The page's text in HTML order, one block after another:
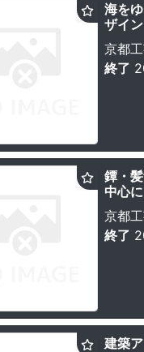
海を
ザイン
京都
終了
鐔・
中心に
京都
終了
建築